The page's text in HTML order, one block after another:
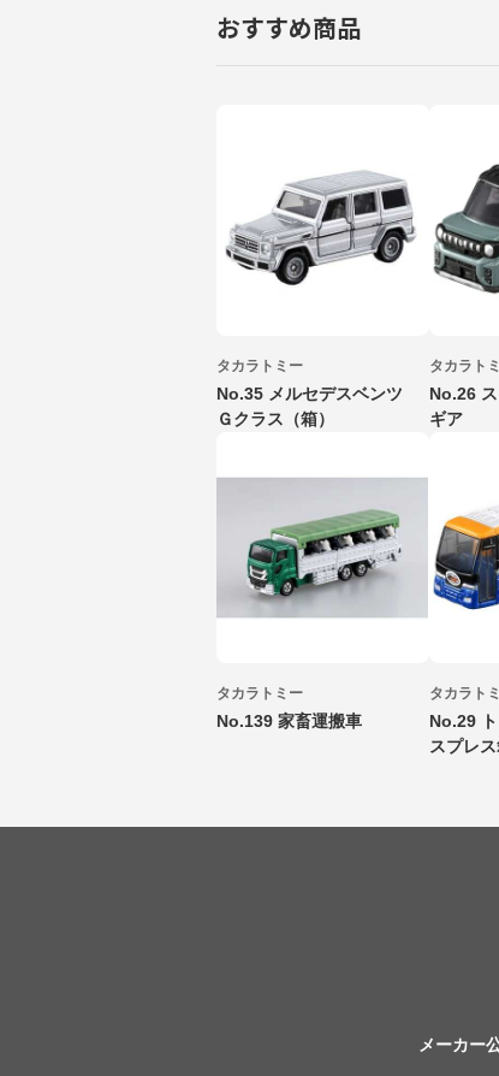
おすすめ商品
タカラトミー
No.35 メルセデスベンツ
Ｇクラス（箱）
タカラト
No.26
ギア
タカラトミー
No.139 家畜運搬車
タカラト
No.29
スプレ
メーカー